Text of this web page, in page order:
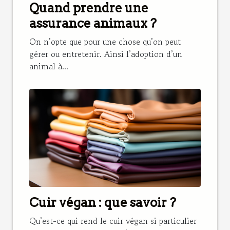
Quand prendre une
assurance animaux ?
On n’opte que pour une chose qu’on peut
gérer ou entretenir. Ainsi l’adoption d’un
animal à...
Cuir végan : que savoir ?
Qu’est-ce qui rend le cuir végan si particulier